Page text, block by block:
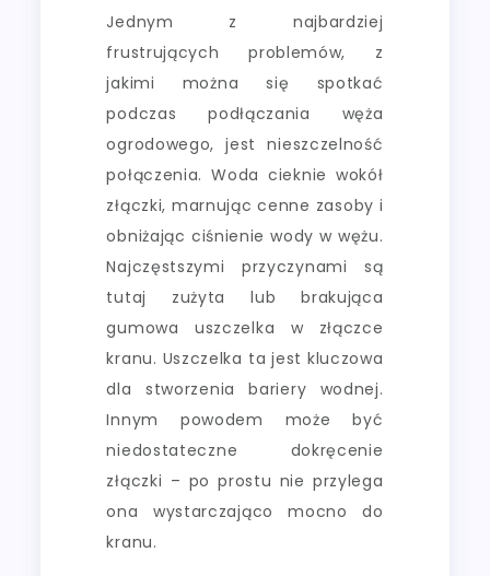
Jednym z najbardziej
frustrujących problemów, z
jakimi można się spotkać
podczas podłączania węża
ogrodowego, jest nieszczelność
połączenia. Woda cieknie wokół
złączki, marnując cenne zasoby i
obniżając ciśnienie wody w wężu.
Najczęstszymi przyczynami są
tutaj zużyta lub brakująca
gumowa uszczelka w złączce
kranu. Uszczelka ta jest kluczowa
dla stworzenia bariery wodnej.
Innym powodem może być
niedostateczne dokręcenie
złączki – po prostu nie przylega
ona wystarczająco mocno do
kranu.